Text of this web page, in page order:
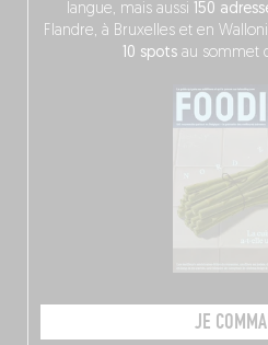
langue, mais aussi 150
Flandre, à Bruxelles et en
10 spots au sommet
JE